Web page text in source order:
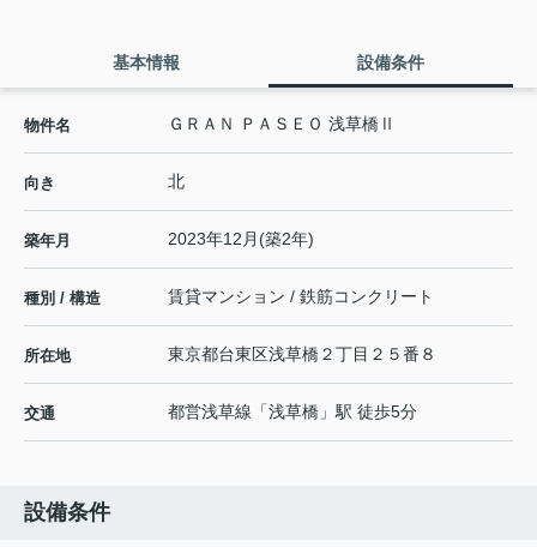
基本情報 設備条件
物件名 ＧＲＡＮ ＰＡＳＥＯ 浅草橋Ⅱ
向き 北
築年月 2023年12月(築2年)
種別 / 構造 賃貸マンション / 鉄筋コンクリート
所在地 東京都台東区浅草橋２丁目２５番８
交通 都営浅草線 「浅草橋 」駅 徒歩5分
設備条件